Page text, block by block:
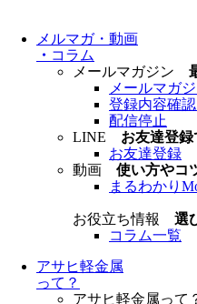
メルマガ・動画
・ コラム
メールマガジン
メールマガ
登録内容確
配信停止
LINE お友達登録
お友達登録
動画 使い方やコ
まるわかり
お役立ち情報 選
コラム一覧
アサヒ軽金属
って？
アサヒ軽金属って